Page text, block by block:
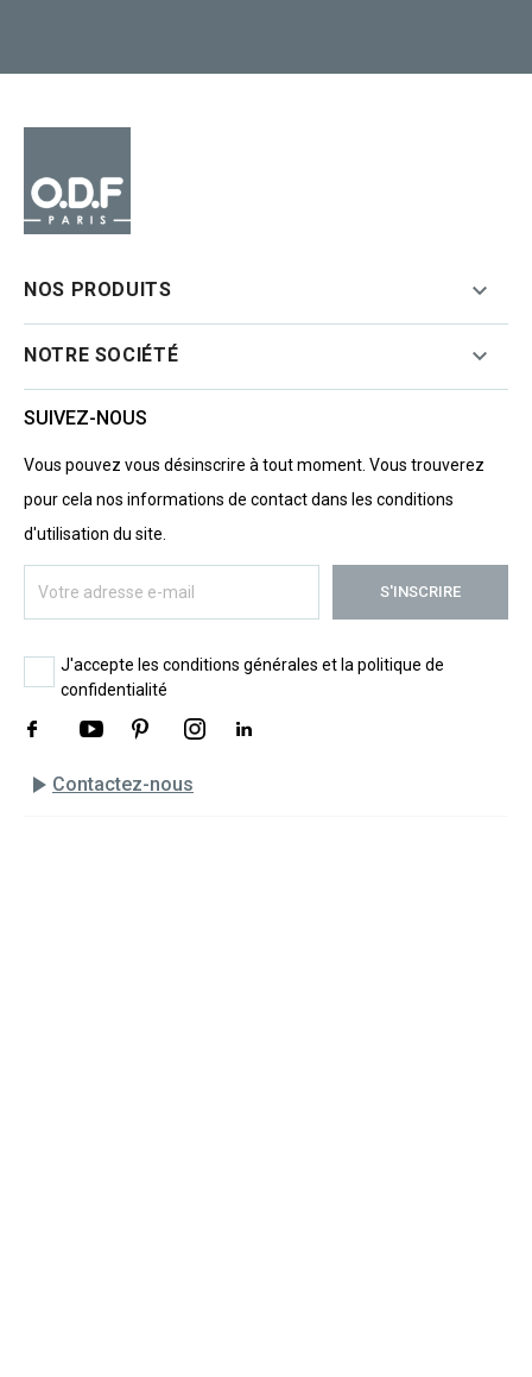
NOS PRODUITS 
NOTRE SOCIÉTÉ 
SUIVEZ-NOUS
Vous pouvez vous désinscrire à tout moment. Vous trouverez
pour cela nos informations de contact dans les conditions
d'utilisation du site.
J'accepte les conditions générales et la politique de
confidentialité
play_arrow Contactez-nous